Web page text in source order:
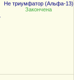
Не триумфатор (Альфа-13)
Закончена